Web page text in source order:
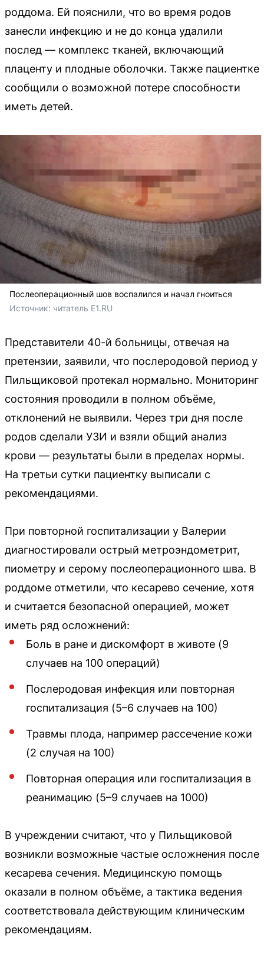
роддома. Ей пояснили, что во время родов
занесли инфекцию и не до конца удалили
послед — комплекс тканей, включающий
плаценту и плодные оболочки. Также пациентке
сообщили о возможной потере способности
иметь детей.
Послеоперационный шов воспалился и начал гноиться
Источник: читатель E1.RU
Представители 40-й больницы, отвечая на
претензии, заявили, что послеродовой период у
Пильщиковой протекал нормально. Мониторинг
состояния проводили в полном объёме,
отклонений не выявили. Через три дня после
родов сделали УЗИ и взяли общий анализ
крови — результаты были в пределах нормы.
На третьи сутки пациентку выписали с
рекомендациями.
При повторной госпитализации у Валерии
диагностировали острый метроэндометрит,
пиометру и серому послеоперационного шва. В
роддоме отметили, что кесарево сечение, хотя
и считается безопасной операцией, может
иметь ряд осложнений:
Боль в ране и дискомфорт в животе (9
случаев на 100 операций)
Послеродовая инфекция или повторная
госпитализация (5–6 случаев на 100)
Травмы плода, например рассечение кожи
(2 случая на 100)
Повторная операция или госпитализация в
реанимацию (5–9 случаев на 1000)
В учреждении считают, что у Пильщиковой
возникли возможные частые осложнения после
кесарева сечения. Медицинскую помощь
оказали в полном объёме, а тактика ведения
соответствовала действующим клиническим
рекомендациям.